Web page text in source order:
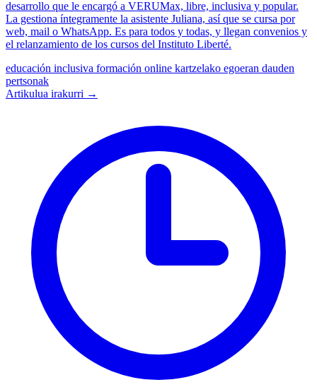
desarrollo que le encargó a VERUMax, libre, inclusiva y popular.
La gestiona íntegramente la asistente Juliana, así que se cursa por
web, mail o WhatsApp. Es para todos y todas, y llegan convenios y
el relanzamiento de los cursos del Instituto Liberté.
educación inclusiva formación online kartzelako egoeran dauden
pertsonak
Artikulua irakurri →